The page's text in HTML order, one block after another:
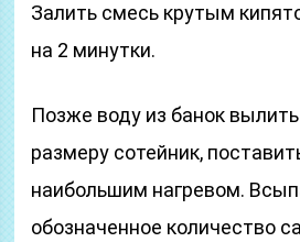
Залить смесь крутым
на 2 минутки.
Позже воду из банок
размеру сотейник,
наибольшим нагревом.
обозначенное количество